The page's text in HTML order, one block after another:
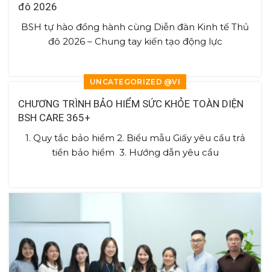
đô 2026
BSH tự hào đồng hành cùng Diễn đàn Kinh tế Thủ
đô 2026 – Chung tay kiến tạo động lực
UNCATEGORIZED @VI
CHƯƠNG TRÌNH BẢO HIỂM SỨC KHỎE TOÀN DIỆN
BSH CARE 365+
1. Quy tắc bảo hiểm 2. Biểu mẫu Giấy yêu cầu trả
tiền bảo hiểm 3. Hướng dẫn yêu cầu